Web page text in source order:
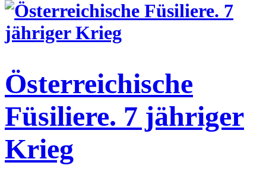
Österreichische
Füsiliere. 7 jähriger
Krieg